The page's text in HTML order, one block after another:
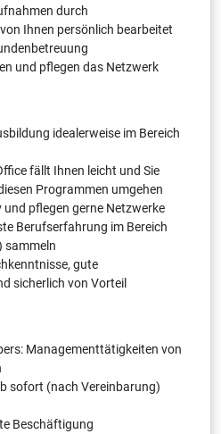
durch
Ihnen persönlich bearbeitet
und pflegen das Netzwerk
idealerweise im Bereich
fällt Ihnen leicht und Sie
Programmen umgehen
pflegen gerne Netzwerke
Berufserfahrung im Bereich
sammeln
gute
sicherlich von Vorteil
Managementtätigkeiten von
sofort (nach Vereinbarung)
Beschäftigung